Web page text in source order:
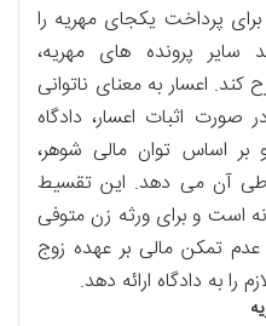
پرداخت یکجای مهریه را
سایر پرونده های مهریه،
کند. اعسار به معنای ناتوانی
اثبات اعسار، دادگاه
اساس توان مالی شوهر،
آن می دهد. این تقسیط
است و برای ورثه زن متوفی
عدم تمکن مالی بر عهده زوج
به دادگاه ارائه دهد.